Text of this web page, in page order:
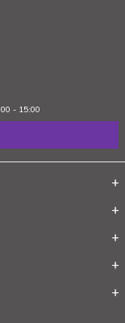
- 15:00